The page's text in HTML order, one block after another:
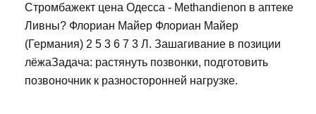
Стромбажект цена Одесса - Methandienon в аптеке
Ливны? Флориан Майер Флориан Майер
(Германия) 2 5 3 6 7 3 Л. Зашагивание в позиции
лёжаЗадача: растянуть позвонки, подготовить
позвоночник к разносторонней нагрузке.